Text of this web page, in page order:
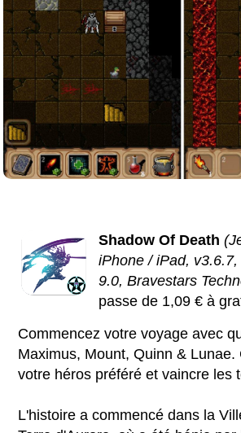
Shadow Of Death
iPhone / iPad,
9.0, Bravestars
passe de 1,09 € à
Commencez votre voyage avec
Maximus, Mount, Quinn & Lunae.
votre héros préféré et vaincre les
L'histoire a commencé dans la